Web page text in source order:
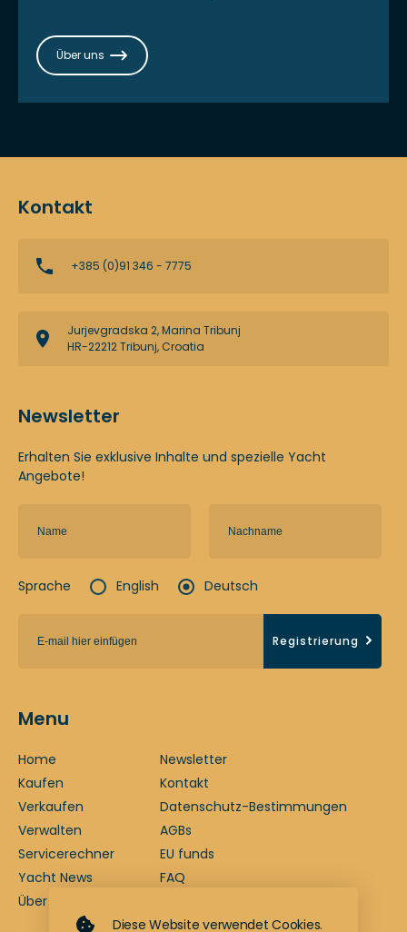
Über uns
Kontakt
+385 (0)91 346 - 7775
Jurjevgradska 2, Marina Tribunj
HR-22212 Tribunj, Croatia
Newsletter
Erhalten Sie exklusive Inhalte und spezielle Yacht
Angebote!
Sprache English Deutsch
Registrierung
Menu
Home
Kaufen
Verkaufen
Verwalten
Servicerechner
Yacht News
Über uns
Newsletter
Kontakt
Datenschutz-Bestimmungen
AGBs
EU funds
FAQ
Diese Website verwendet Cookies.